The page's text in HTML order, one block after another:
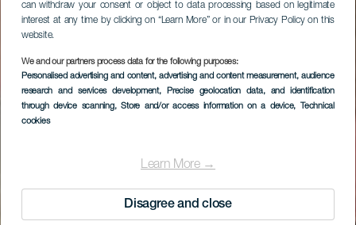
can withdraw your consent or object to data processing based on legitimate
interest at any time by clicking on “Learn More” or in our Privacy Policy on this
website.
We and our partners process data for the following purposes:
Personalised advertising and content, advertising and content measurement, audience
research and services development, Precise geolocation data, and identification
through device scanning, Store and/or access information on a device, Technical
cookies
Learn More →
Disagree and close